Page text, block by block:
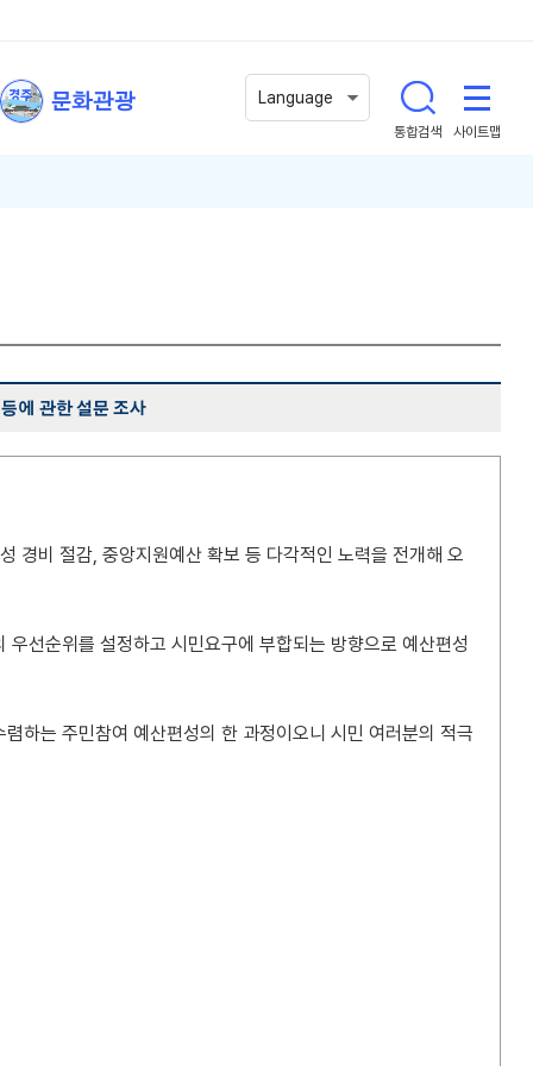
문화관광 Language
통합검색 사이트맵
에 관한 설문 조사
경비 절감, 중앙지원예산 확보 등 다각적인 노력을 전개해 오
선순위를 설정하고 시민요구에 부합되는 방향으로 예산편성
하는 주민참여 예산편성의 한 과정이오니 시민 여러분의 적극